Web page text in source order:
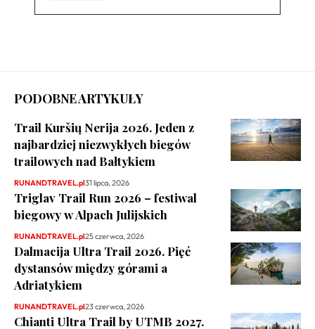
PODOBNE ARTYKUŁY
Trail Kuršių Nerija 2026. Jeden z
najbardziej niezwykłych biegów
trailowych nad Bałtykiem
RUNANDTRAVEL.pl31 lipca, 2026
Triglav Trail Run 2026 – festiwal
biegowy w Alpach Julijskich
RUNANDTRAVEL.pl25 czerwca, 2026
Dalmacija Ultra Trail 2026. Pięć
dystansów między górami a
Adriatykiem
RUNANDTRAVEL.pl23 czerwca, 2026
Chianti Ultra Trail by UTMB 2027.